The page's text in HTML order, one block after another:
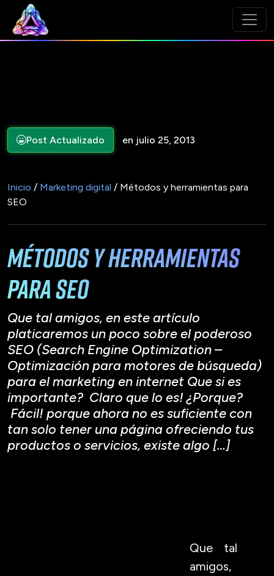
Post Actualizado en julio 25, 2013
Inicio / Marketing digital / Métodos y herramientas para
SEO
Métodos y herramientas
para SEO
Que tal amigos, en este artículo
platicaremos un poco sobre el poderoso
SEO (Search Engine Optimization –
Optimización para motores de búsqueda)
para el marketing en internet Que si es
importante? Claro que lo es! ¿Porque?
Fácil! porque ahora no es suficiente con
tan solo tener una página ofreciendo tus
productos o servicios, existe algo […]
Que tal
amigos,